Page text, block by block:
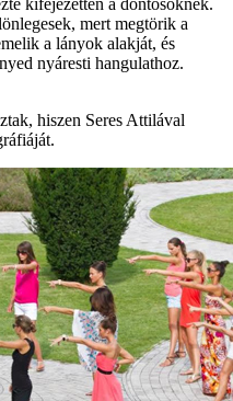
mert megtörik a
a lányok alakját, és
nyáresti hangulathoz.
hiszen Seres Attilával